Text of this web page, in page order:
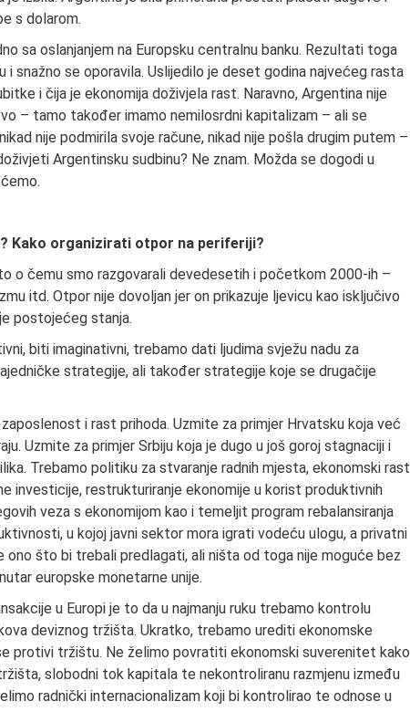
s dolarom.
sa oslanjanjem na Europsku centralnu banku. Rezultati toga
i snažno se oporavila. Uslijedilo je deset godina najvećeg rasta
i čija je ekonomija doživjela rast. Naravno, Argentina nije
– tamo također imamo nemilosrdni kapitalizam – ali se
nije podmirila svoje račune, nikad nije pošla drugim putem –
Argentinsku sudbinu? Ne znam. Možda se dogodi u
Kako organizirati otpor na periferiji?
o čemu smo razgovarali devedesetih i početkom 2000-ih –
itd. Otpor nije dovoljan jer on prikazuje ljevicu kao isključivo
postojećeg stanja.
biti imaginativni, trebamo dati ljudima svježu nadu za
strategije, ali također strategije koje se drugačije
i rast prihoda. Uzmite za primjer Hrvatsku koja već
Uzmite za primjer Srbiju koja je dugo u još goroj stagnaciji i
Trebamo politiku za stvaranje radnih mjesta, ekonomski rast
investicije, restrukturiranje ekonomije u korist produktivnih
veza s ekonomijom kao i temeljit program rebalansiranja
u kojoj javni sektor mora igrati vodeću ulogu, a privatni
ono što bi trebali predlagati, ali ništa od toga nije moguće bez
europske monetarne unije.
u Europi je to da u najmanju ruku trebamo kontrolu
deviznog tržišta. Ukratko, trebamo urediti ekonomske
protivi tržištu. Ne želimo povratiti ekonomski suverenitet kako
slobodni tok kapitala te nekontroliranu razmjenu između
radnički internacionalizam koji bi kontrolirao te odnose u